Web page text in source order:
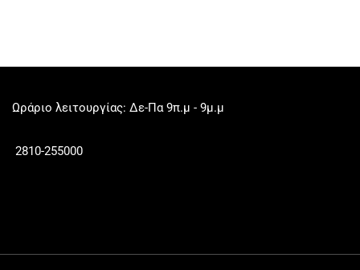
Ωράριο λειτουργίας: Δε-Πα 9π.μ - 9μ.μ
2810-255000